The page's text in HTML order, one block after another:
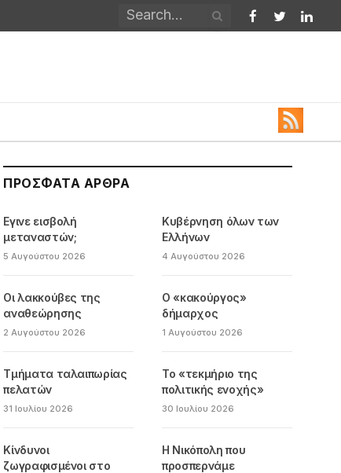
Facebook
Twitter
ΠΡΌΣΦΑΤΑ ΆΡΘΡΑ
Εγινε εισβολή
μεταναστών;
5 Αυγούστου 2026
Κυβέρνηση όλων των
Ελλήνων
4 Αυγούστου 2026
Οι λακκούβες της
αναθεώρησης
2 Αυγούστου 2026
Ο «κακούργος»
δήμαρχος
1 Αυγούστου 2026
Τμήματα ταλαιπωρίας
πελατών
31 Ιουλίου 2026
Το «τεκμήριο της
πολιτικής ενοχής»
30 Ιουλίου 2026
Κίνδυνοι
ζωγραφισμένοι στο
Η Νικόπολη που
προσπερνάμε